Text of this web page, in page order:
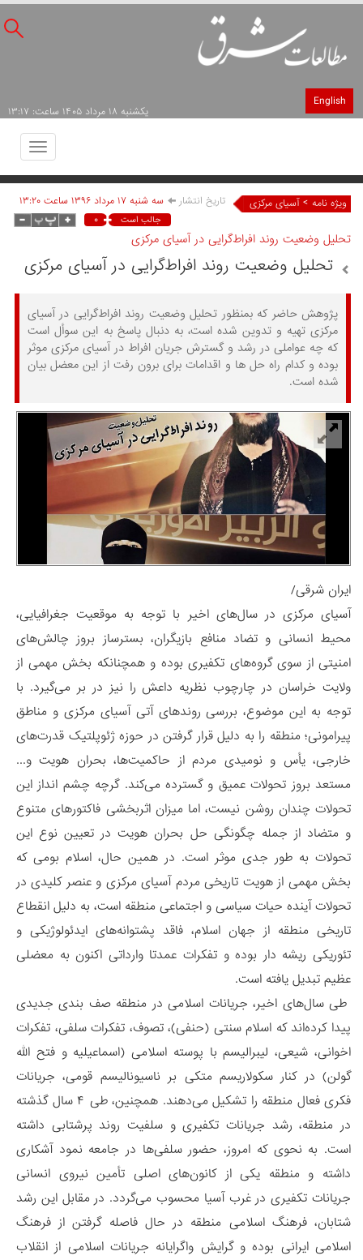
English
يکشنبه ۱۸ مرداد ۱۴۰۵ ساعت: ۱۳:۱۷
Toggle
ویژه نامه > آسیای مرکزی تاریخ انتشار سه شنبه ۱۷ مرداد ۱۳۹۶ ساعت ۱۳:۲۰
جالب است ۰
تحلیل وضعیت روند افراط‌گرایی در آسیای مرکزی
تحلیل وضعیت روند افراط‌گرایی در آسیای مرکزی
پژوهش حاضر که بمنظور تحلیل وضعیت روند افراط‌گرایی در آسیای
مرکزی تهیه و تدوین شده است، به دنبال پاسخ به این سوأل است
که چه عواملی در رشد و گسترش جریان افراط در آسیای مرکزی موثر
بوده و کدام راه حل ها و اقدامات برای برون رفت از این معضل بیان
شده است.
ایران شرقی/
آسیای مرکزی در سال‌های اخیر با توجه به موقعیت جغرافیایی،
محیط انسانی و تضاد منافع بازیگران، بسترساز بروز چالش‌های
امنیتی از سوی گروه‌های تکفیری بوده و همچنانکه بخش مهمی از
ولایت خراسان در چارچوب نظریه داعش را نیز در بر می‌گیرد. با
توجه به این موضوع، بررسی روندهای آتی آسیای مرکزی و مناطق
پیرامونی؛ منطقه را به دلیل قرار گرفتن در حوزه ژئوپلتیک قدرت‌های
خارجی، یأس و نومیدی مردم از حاکمیت‌ها، بحران هویت و...
مستعد بروز تحولات عمیق و گسترده می‌کند. گرچه چشم انداز این
تحولات چندان روشن نیست، اما میزان اثربخشی فاکتورهای متنوع
و متضاد از جمله چگونگی حل بحران هویت در تعیین نوع این
تحولات به طور جدی موثر است. در همین حال، اسلام بومی که
بخش مهمی از هویت تاریخی مردم آسیای مرکزی و عنصر کلیدی در
تحولات آینده حیات سیاسی و اجتماعی منطقه است، به دلیل انقطاع
تاریخی منطقه از جهان اسلام، فاقد پشتوانه‌های ایدئولوژیکی و
تئوریکی ریشه دار بوده و تفکرات عمدتا وارداتی اکنون به معضلی
عظیم تبدیل یافته است.
طی سال‌های اخیر، جریانات اسلامی در منطقه صف بندی جدیدی
پیدا کرده‌اند که اسلام سنتی (حنفی)، تصوف، تفکرات سلفی، تفکرات
اخوانی، شیعی، لیبرالیسم با پوسته اسلامی (اسماعیلیه و فتح الله
گولن) در کنار سکولاریسم متکی بر ناسیونالیسم قومی، جریانات
فکری فعال منطقه را تشکیل می‌دهند. همچنین، طی ۴ سال گذشته
در منطقه، رشد جریانات تکفیری و سلفیت روند پرشتابی داشته
است. به نحوی که امروز، حضور سلفی‌ها در جامعه نمود آشکاری
داشته و منطقه یکی از کانون‌های اصلی تأمین نیروی انسانی
جریانات تکفیری در غرب آسیا محسوب می‌گردد. در مقابل این رشد
شتابان، فرهنگ اسلامی منطقه در حال فاصله گرفتن از فرهنگ
اسلامی ایرانی بوده و گرایش واگرایانه جریانات اسلامی از انقلاب